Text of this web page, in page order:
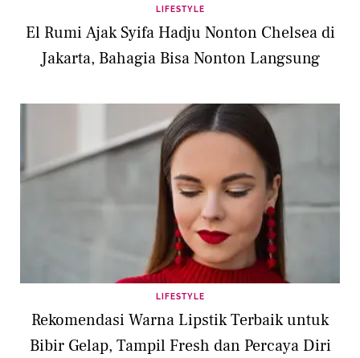
LIFESTYLE
El Rumi Ajak Syifa Hadju Nonton Chelsea di
Jakarta, Bahagia Bisa Nonton Langsung
LIFESTYLE
Rekomendasi Warna Lipstik Terbaik untuk
Bibir Gelap, Tampil Fresh dan Percaya Diri